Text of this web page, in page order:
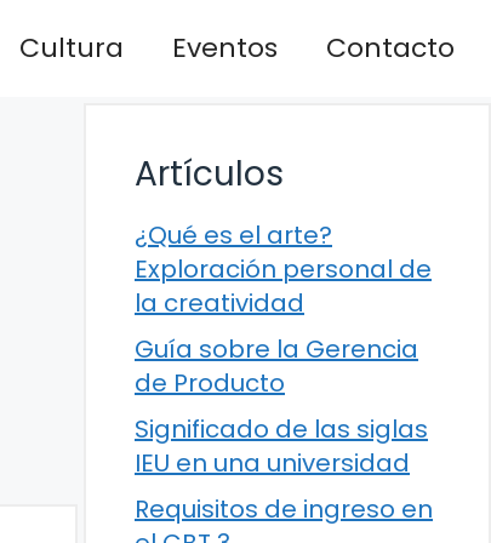
Cultura Eventos Contacto
Artículos
¿Qué es el arte?
Exploración personal de
la creatividad
Guía sobre la Gerencia
de Producto
Significado de las siglas
IEU en una universidad
Requisitos de ingreso en